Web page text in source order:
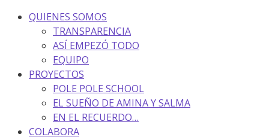
QUIENES SOMOS
TRANSPARENCIA
ASÍ EMPEZÓ TODO
EQUIPO
PROYECTOS
POLE POLE SCHOOL
EL SUEÑO DE AMINA Y SALMA
EN EL RECUERDO…
COLABORA